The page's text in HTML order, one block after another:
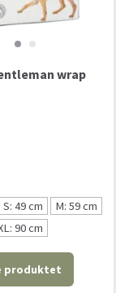
wrap
S: 49 cm
M: 59 cm
90 cm
produktet